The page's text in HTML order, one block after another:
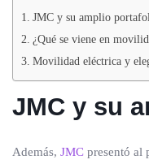
JMC y su amplio
¿Qué se viene en
Movilidad eléctrica y
JMC y su
Además, JMC presentó al